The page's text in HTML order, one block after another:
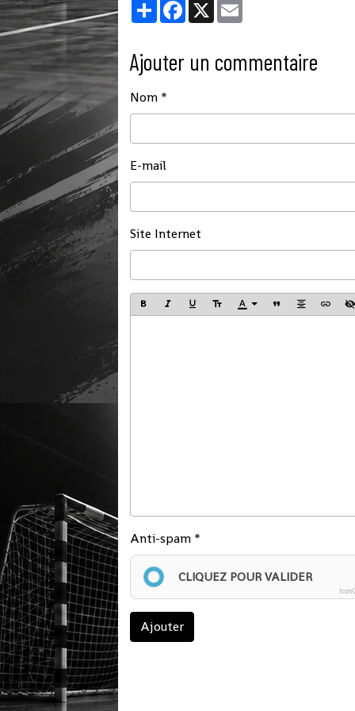
PartagerFacebook
X
Ajouter un commentaire
Nom
E-mail
Site Internet
Anti-spam
CLIQUEZ POUR VALIDER
Ajouter